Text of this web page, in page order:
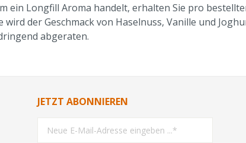
ein Longfill Aroma handelt, erhalten Sie pro
der Geschmack von Haselnuss, Vanille und
abgeraten.
JETZT ABONNIEREN